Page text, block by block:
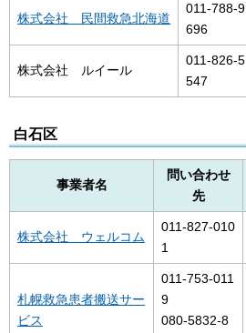
株式会社 民間救急北海道
011-788-9
696
株式会社 ルイール
011-826-5
547
白石区
事業者名
問い合わせ
先
株式会社 ウェルコム
011-827-010
1
札幌救急患者搬送サー
ビス
011-753-011
9
080-5832-8